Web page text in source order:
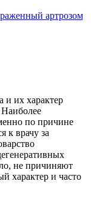
и их характер
Наиболее
по причине
к врачу за
не причиняют
характер и часто